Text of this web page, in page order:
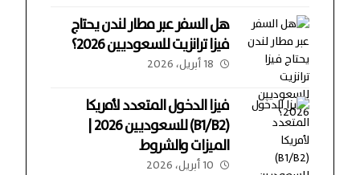
هل السفر عبر مطار لندن يحتاج
فيزا ترانزيت للسعوديين 2026؟
18 أبريل، 2026
فيزا الدخول المتعدد لأمريكا
(B1/B2) للسعوديين 2026 |
الميزات والشروط
10 أبريل، 2026